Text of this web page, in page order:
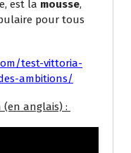
est la mousse,
pour tous
test-vittoria-
ambitions/
anglais) :